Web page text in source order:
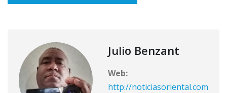
Julio Benzant
Web:
http://noticiasoriental.com